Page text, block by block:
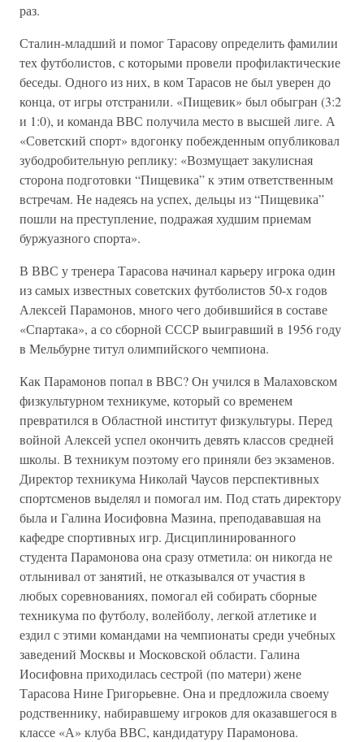
раз.
Сталин-младший и помог Тарасову определить фамилии
тех футболистов, с которыми провели профилактические
беседы. Одного из них, в ком Тарасов не был уверен до
конца, от игры отстранили. «Пищевик» был обыгран (3:2
и 1:0), и команда ВВС получила место в высшей лиге. А
«Советский спорт» вдогонку побежденным опубликовал
зубодробительную реплику: «Возмущает закулисная
сторона подготовки “Пищевика” к этим ответственным
встречам. Не надеясь на успех, дельцы из “Пищевика”
пошли на преступление, подражая худшим приемам
буржуазного спорта».
В ВВС у тренера Тарасова начинал карьеру игрока один
из самых известных советских футболистов 50-х годов
Алексей Парамонов, много чего добившийся в составе
«Спартака», а со сборной СССР выигравший в 1956 году
в Мельбурне титул олимпийского чемпиона.
Как Парамонов попал в ВВС? Он учился в Малаховском
физкультурном техникуме, который со временем
превратился в Областной институт физкультуры. Перед
войной Алексей успел окончить девять классов средней
школы. В техникум поэтому его приняли без экзаменов.
Директор техникума Николай Чаусов перспективных
спортсменов выделял и помогал им. Под стать директору
была и Галина Иосифовна Мазина, преподававшая на
кафедре спортивных игр. Дисциплинированного
студента Парамонова она сразу отметила: он никогда не
отлынивал от занятий, не отказывался от участия в
любых соревнованиях, помогал ей собирать сборные
техникума по футболу, волейболу, легкой атлетике и
ездил с этими командами на чемпионаты среди учебных
заведений Москвы и Московской области. Галина
Иосифовна приходилась сестрой (по матери) жене
Тарасова Нине Григорьевне. Она и предложила своему
родственнику, набиравшему игроков для оказавшегося в
классе «А» клуба ВВС, кандидатуру Парамонова.